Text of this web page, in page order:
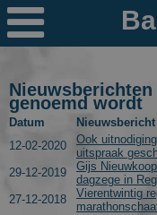

Nieuws
Ploegen
PR's
genoemd wordt
Datum
Nieuwsbericht
12-02-2020
Ook
uitspraak
29-12-2019
Gijs
dagzege in
27-12-2018
Vierentwintig